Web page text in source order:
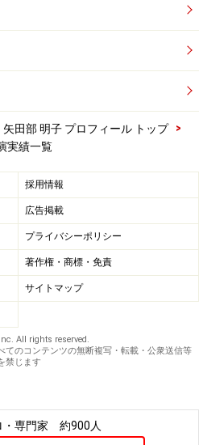
矢田部 明子 プロフィール トップ
>
実績一覧
採用情報
広告掲載
プライバシーポリシー
著作権・商標・免責
サイトマップ
All rights reserved.
てのコンテンツの無断複写・転載・公衆送信等
禁じます
・専門家 約900人